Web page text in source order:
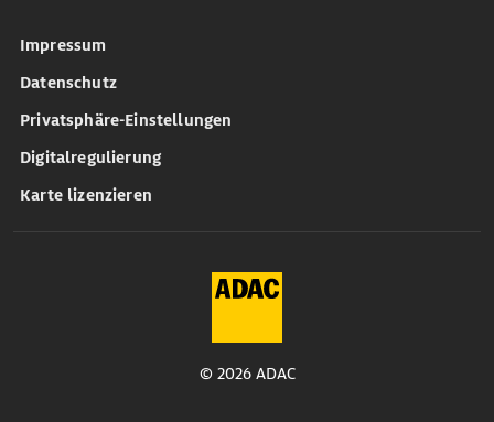
Impressum
Datenschutz
Privatsphäre-Einstellungen
Digitalregulierung
Karte lizenzieren
© 2026 ADAC